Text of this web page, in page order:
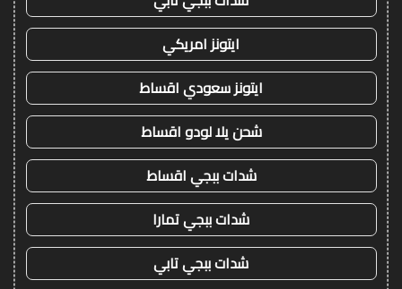
ايتونز امريكي
ايتونز سعودي اقساط
شحن يلا لودو اقساط
شدات ببجي اقساط
شدات ببجي تمارا
شدات ببجي تابي